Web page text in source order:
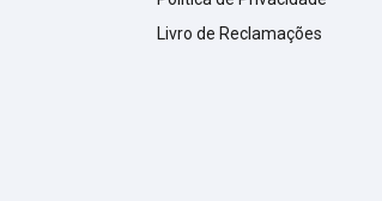
Livro de Reclamações